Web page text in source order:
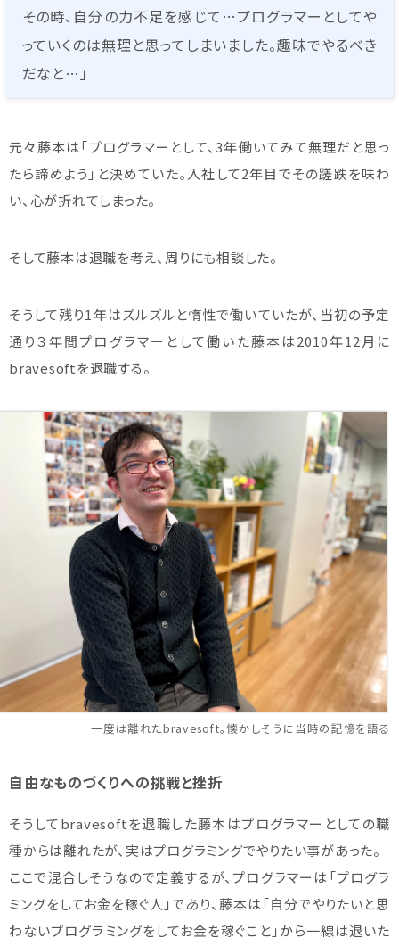
その時、自分の力不足を感じて…プログラマーとしてや
っていくのは無理と思ってしまいました。趣味でやるべき
だなと…」
元々藤本は「プログラマーとして、3年働いてみて無理だと思っ
たら諦めよう」と決めていた。入社して2年目でその蹉跌を味わ
い、心が折れてしまった。
そして藤本は退職を考え、周りにも相談した。
そうして残り1年はズルズルと惰性で働いていたが、当初の予定
通り３年間プログラマーとして働いた藤本は2010年12月に
bravesoftを退職する。
一度は離れたbravesoft。懐かしそうに当時の記憶を語る
自由なものづくりへの挑戦と挫折
そうしてbravesoftを退職した藤本はプログラマーとしての職
種からは離れたが、実はプログラミングでやりたい事があった。
ここで混合しそうなので定義するが、プログラマーは「プログラ
ミングをしてお金を稼ぐ人」であり、藤本は「自分でやりたいと思
わないプログラミングをしてお金を稼ぐこと」から一線は退いた